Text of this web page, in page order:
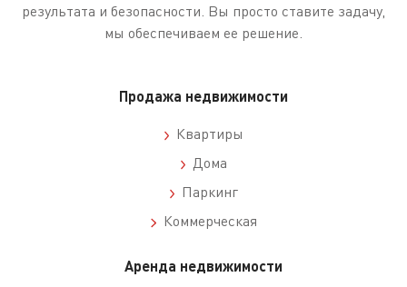
результата и безопасности. Вы просто ставите задачу,
мы обеспечиваем ее решение.
Продажа недвижимости
Квартиры
Дома
Паркинг
Коммерческая
Аренда недвижимости